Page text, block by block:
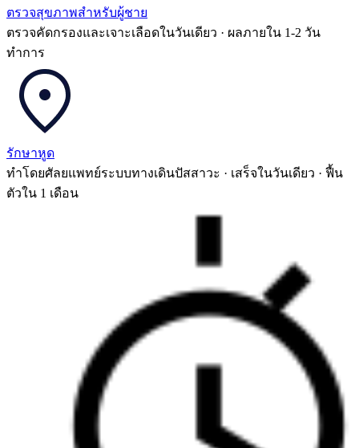
ตรวจสุขภาพสำหรับผู้ชาย
ตรวจคัดกรองและเจาะเลือดในวันเดียว · ผลภายใน 1-2 วัน
ทำการ
รักษาหูด
ทำโดยศัลยแพทย์ระบบทางเดินปัสสาวะ · เสร็จในวันเดียว · ฟื้น
ตัวใน 1 เดือน